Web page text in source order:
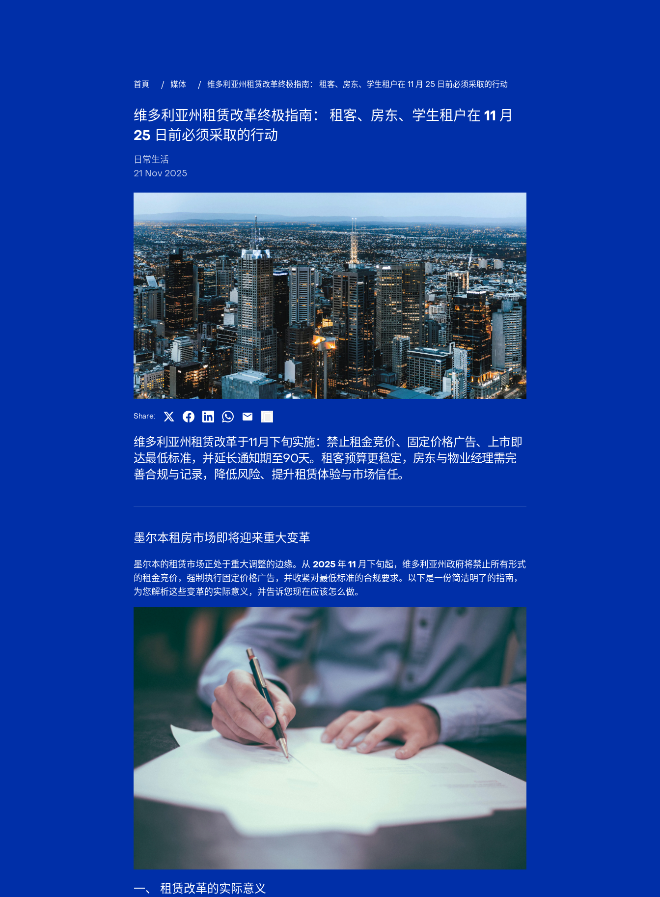
首頁 / 媒体 / 维多利亚州租赁改革终极指南： 租客、房东、学生租户在 11 月 25 日前必须采取的行动
维多利亚州租赁改革终极指南： 租客、房东、学生租户在 11 月
25 日前必须采取的行动
日常生活
21 Nov 2025
Share:
维多利亚州租赁改革于11月下旬实施：禁止租金竞价、固定价格广告、上市即
达最低标准，并延长通知期至90天。租客预算更稳定，房东与物业经理需完
善合规与记录，降低风险、提升租赁体验与市场信任。
墨尔本租房市场即将迎来重大变革
墨尔本的租赁市场正处于重大调整的边缘。从 2025 年 11 月下旬起，维多利亚州政府将禁止所有形式
的租金竞价，强制执行固定价格广告，并收紧对最低标准的合规要求。以下是一份简洁明了的指南，
为您解析这些变革的实际意义，并告诉您现在应该怎么做。
一、 租赁改革的实际意义